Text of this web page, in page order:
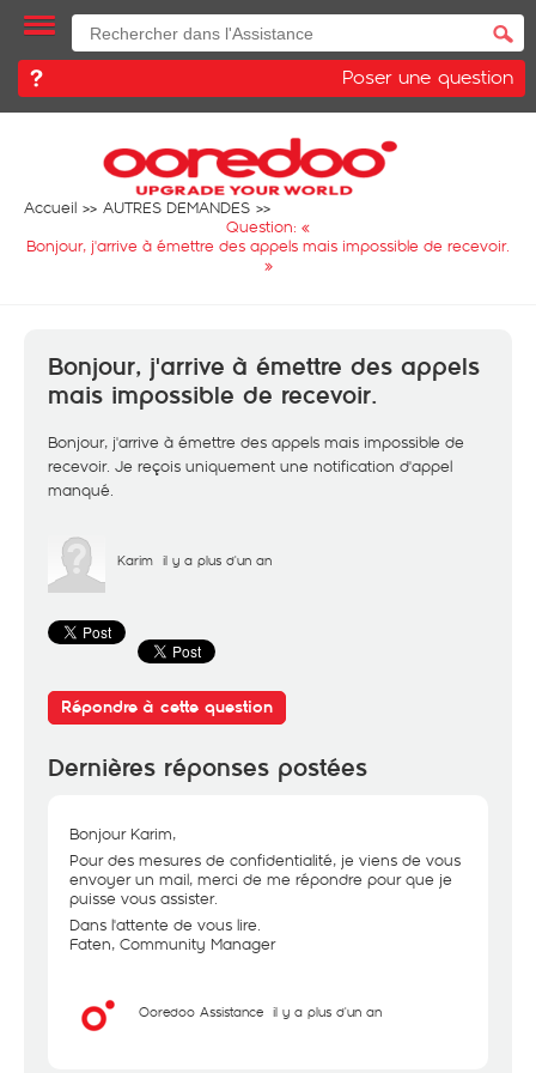
Poser une question
Accueil
AUTRES DEMANDES
Question: «
Bonjour, j'arrive à émettre des appels mais impossible de recevoir.
»
Bonjour, j'arrive à émettre des appels
mais impossible de recevoir.
Bonjour, j'arrive à émettre des appels mais impossible de
recevoir. Je reçois uniquement une notification d'appel
manqué.
Karim il y a plus d'un an
Répondre à cette question
Dernières réponses postées
Bonjour Karim,
Pour des mesures de confidentialité, je viens de vous
envoyer un mail, merci de me répondre pour que je
puisse vous assister.
Dans l'attente de vous lire.
Faten, Community Manager
Ooredoo Assistance il y a plus d'un an